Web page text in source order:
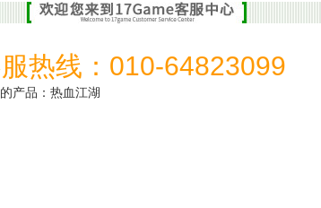
热线：010-64823099
产品：热血江湖